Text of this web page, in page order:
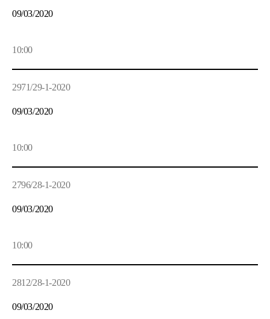
09/03/2020
10:00
2971/29-1-2020
09/03/2020
10:00
2796/28-1-2020
09/03/2020
10:00
2812/28-1-2020
09/03/2020